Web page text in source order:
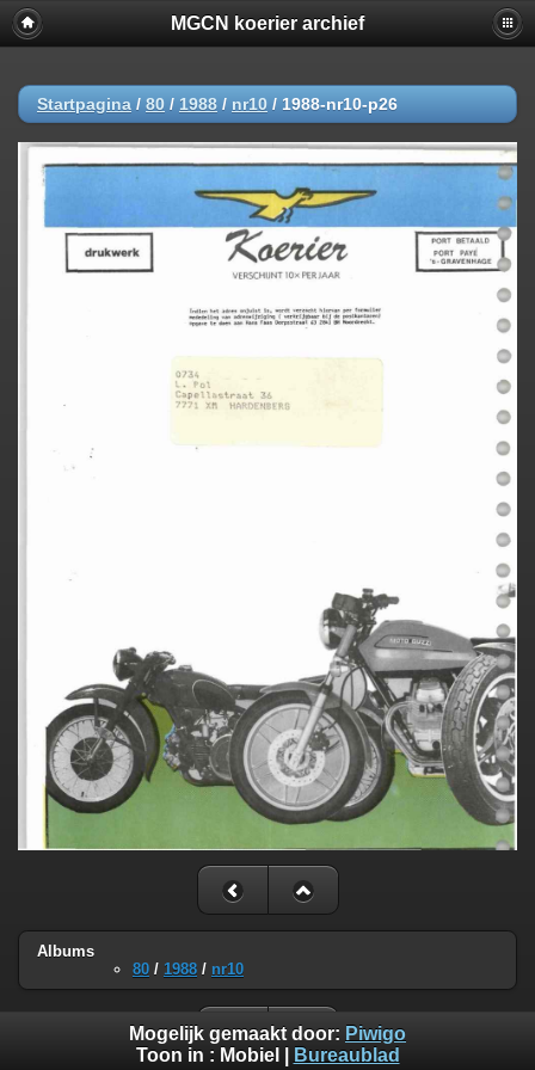
MGCN koerier archief
Startpagina / 80 / 1988 / nr10 / 1988-nr10-p26
Albums
80 / 1988 / nr10
Mogelijk gemaakt door: Piwigo
Toon in : Mobiel Bureaublad